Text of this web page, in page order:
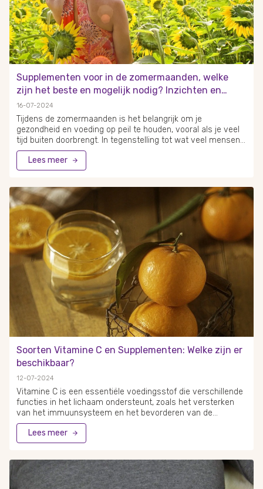
Supplementen voor in de zomermaanden, welke
zijn het beste en mogelijk nodig? Inzichten en
aanbevelingen
16-07-2024
Tijdens de zomermaanden is het belangrijk om je
gezondheid en voeding op peil te houden, vooral als je veel
tijd buiten doorbrengt. In tegenstelling tot wat veel mensen
denken, heb je ook in de zomer supplementen nodig om
optimaal te functioneren. Astaxanthine en vitamine C zijn
krachtige antioxidanten die helpen bij het afvoeren van vrije
schadelijke invloeden van de zon. Probiotica kunnen ook
helpen om blaasontstekingen te voorkomen, wat in de
zomermaanden vaker voorkomt door hogere temperaturen
en vochtigheid.
Lees meer
Soorten Vitamine C en Supplementen: Welke zijn er
beschikbaar?
12-07-2024
Vitamine C is een essentiële voedingsstof die verschillende
functies in het lichaam ondersteunt, zoals het versterken
van het immuunsysteem en het bevorderen van de
wondgenezing. Het komt voor in veel soorten fruit en
groenten, waaronder sinaasappels, paprika's en broccoli. De
beste vitamine C-supplementen bevatten ontzuurde
worden opgenomen. Er zijn verschillende soorten vitamine
C-supplementen beschikbaar, zoals ascorbinezuur,
calciumascorbaat en liposomale vitamine C. Deze
Lees meer